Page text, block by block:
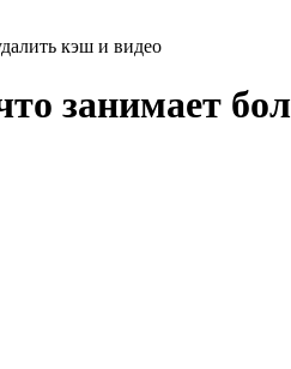
кэш и видео
занимает